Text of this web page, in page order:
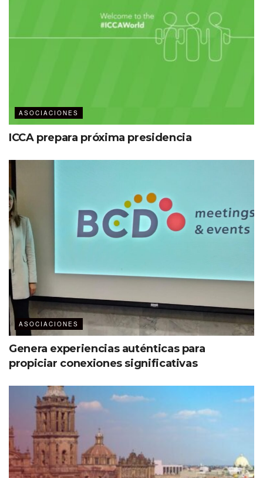
ASOCIACIONES
ICCA prepara próxima presidencia
ASOCIACIONES
Genera experiencias auténticas para
propiciar conexiones significativas